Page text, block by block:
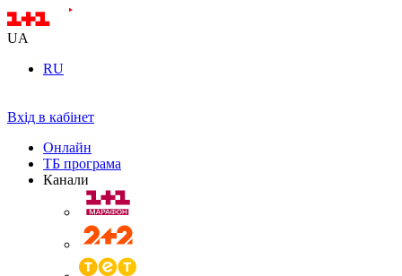
UA
RU
Вхід в кабінет
Онлайн
ТБ програма
Канали